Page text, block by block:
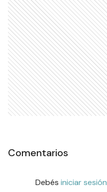
Comentarios
Debés iniciar sesión